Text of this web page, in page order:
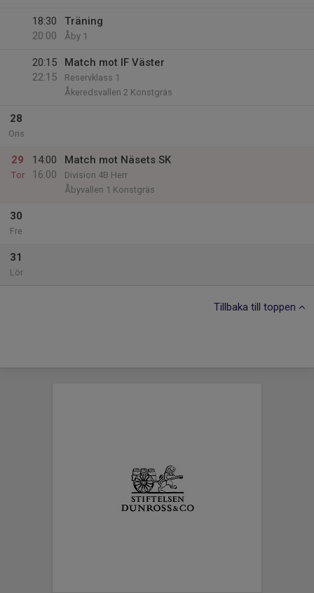
18:30
20:00
Träning
Åby 1
20:15
22:15
Match mot IF Väster
Reservklass 1
Åkeredsvallen 2 Konstgräs
28
Ons
29
Tor
14:00
16:00
Match mot Näsets SK
Division 4B Herr
Åbyvallen 1 Konstgräs
30
Fre
31
Lör
Tillbaka till toppen